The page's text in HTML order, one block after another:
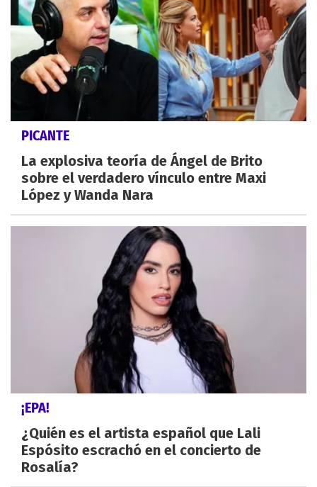
PICANTE
La explosiva teoría de Ángel de Brito
sobre el verdadero vínculo entre Maxi
López y Wanda Nara
¡EPA!
¿Quién es el artista español que Lali
Espósito escrachó en el concierto de
Rosalía?